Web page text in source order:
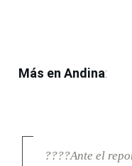
Más en Andina:
????Ante el